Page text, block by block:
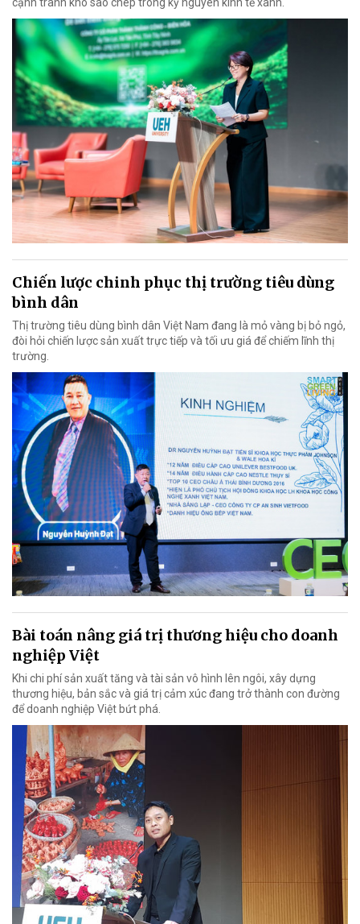
Chiến lược chinh phục thị trường tiêu dùng
bình dân
Thị trường tiêu dùng bình dân Việt Nam đang là mỏ vàng bị bỏ ngỏ,
đòi hỏi chiến lược sản xuất trực tiếp và tối ưu giá để chiếm lĩnh thị
trường.
Bài toán nâng giá trị thương hiệu cho doanh
nghiệp Việt
Khi chi phí sản xuất tăng và tài sản vô hình lên ngôi, xây dựng
thương hiệu, bản sắc và giá trị cảm xúc đang trở thành con đường
để doanh nghiệp Việt bứt phá.